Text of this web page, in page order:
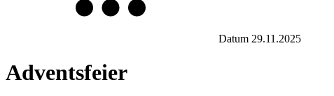
Datum 29.11.2025
Adventsfeier